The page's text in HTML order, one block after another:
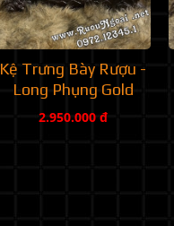
Kệ Trưng Bày Rượu -
Long Phụng Gold
2.950.000 đ